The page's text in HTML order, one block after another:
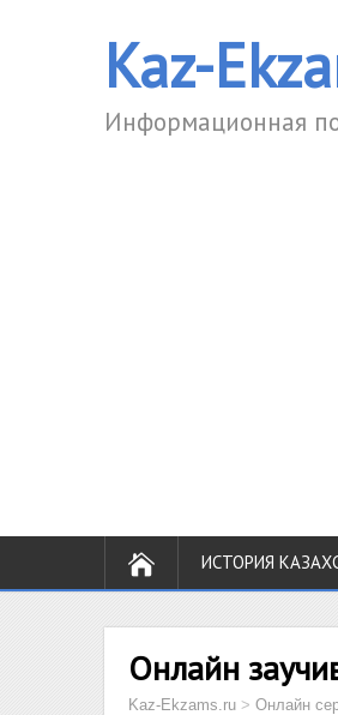
Kaz-
Информационная
ИСТОРИЯ
Онлайн
Kaz-Ekzams.ru > Онлайн